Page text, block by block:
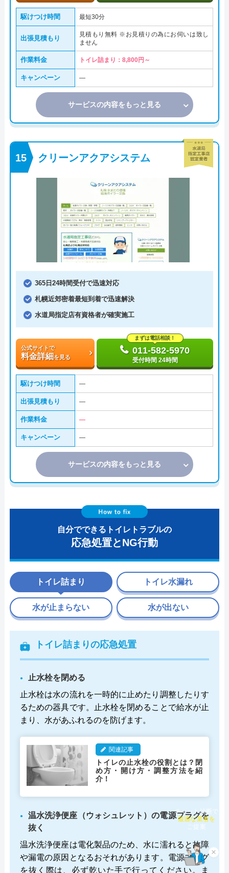
駆けつけ時間 最短30分
出張見積もり
見積もり無料 ※お見積りの為にお伺いは致し
ません
作業料金 トイレ詰まり：8,800円～
キャンペーン ―
サービスの内容をもっと見る
クリーンアクアシステム
365日24時間受付で迅速対応
札幌近郊密着最短到着で迅速解決
水道局指定店有資格者が確実施工
公式サイトで
料金詳細を見る
まずは電話相談！
011-582-5970
受付時間 24時間
駆けつけ時間 ―
出張見積もり ―
作業料金 ―
キャンペーン ―
サービスの内容をもっと見る
自分でできるトイレトラブルの
応急処置とNG行動
トイレ詰まり
トイレ詰まりの応急処置
止水栓を閉める
止水栓は水の流れを一時的に止めたり調整したりす
るための器具です。止水栓を閉めることで給水が止
まり、水があふれるのを防げます。
関連記事
トイレの止水栓の役割とは？閉
め方・開け方・調整方法を紹
介！
温水洗浄便座（ウォシュレット）の電源プラグを
抜く
温水洗浄便座は電化製品のため、水に濡れると故障
や漏電の原因となるおそれがあります。電源プラグ
を抜く際は、必ず乾いた手で行ってください。ま
トイレ水漏れ
水が止まらない 水が出ない
×
チャット診断で
最適な業者を
ご提案